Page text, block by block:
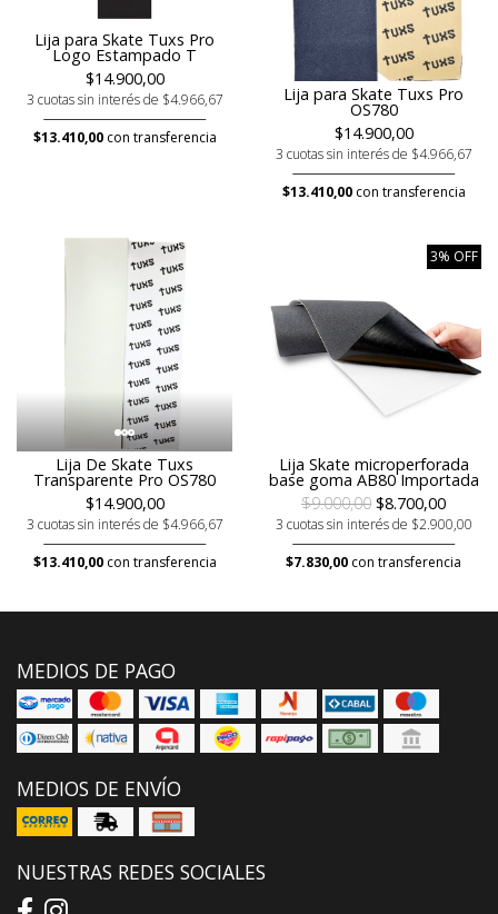
Lija para Skate Tuxs Pro
Logo Estampado T
$14.900,00
3 cuotas sin interés de $4.966,67
$13.410,00con transferencia
Lija para Skate Tuxs Pro
OS780
$14.900,00
3 cuotas sin interés de $4.966,67
$13.410,00con transferencia
Lija De Skate Tuxs
Transparente Pro OS780
$14.900,00
3 cuotas sin interés de $4.966,67
$13.410,00con transferencia
3% OFF
Lija Skate microperforada
base goma AB80 Importada
$9.000,00 $8.700,00
3 cuotas sin interés de $2.900,00
$7.830,00 con transferencia
MEDIOS DE PAGO
MEDIOS DE ENVÍO
NUESTRAS REDES SOCIALES